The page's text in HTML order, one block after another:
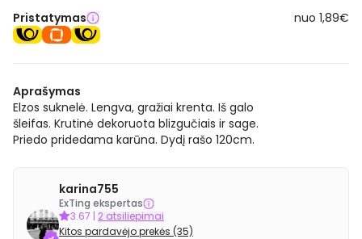
Pristatymas nuo 1,89€
Aprašymas
Elzos suknelė. Lengva, gražiai krenta. Iš galo
šleifas. Krutinė dekoruota blizgučiais ir sage.
Priedo pridedama karūna. Dydį rašo 120cm.
karina755
ExTing ekspertas
3.67 | 2 atsiliepimai
Kitos pardavėjo prekės (35)